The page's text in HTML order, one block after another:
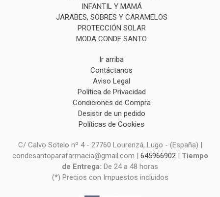
INFANTIL Y MAMÁ
JARABES, SOBRES Y CARAMELOS
PROTECCIÓN SOLAR
MODA CONDE SANTO
Ir arriba
Contáctanos
Aviso Legal
Política de Privacidad
Condiciones de Compra
Desistir de un pedido
Políticas de Cookies
C/ Calvo Sotelo nº 4 - 27760 Lourenzá, Lugo - (España) |
condesantoparafarmacia@gmail.com | 645966902 | Tiempo
de Entrega: De 24 a 48 horas
(*) Precios con Impuestos incluidos